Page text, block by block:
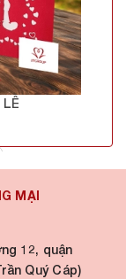
LÊ
MẠI
12, quận
Quý Cáp)